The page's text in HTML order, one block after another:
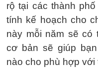
rộ tại các thành
tính kế hoạch cho
này mỗi năm sẽ có
cơ bản sẽ giúp
nào cho phù hợp với